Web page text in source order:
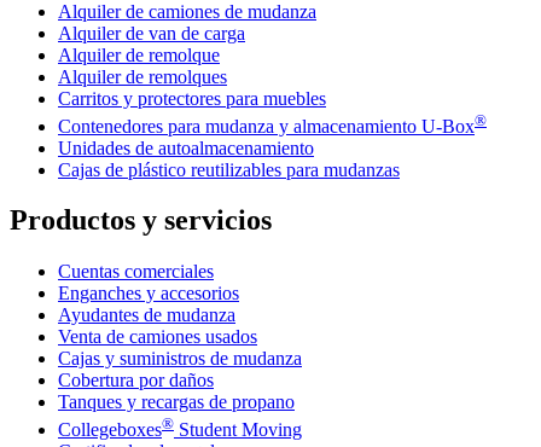
Alquiler de camiones de mudanza
Alquiler de van de carga
Alquiler de remolque
Alquiler de remolques
Carritos y protectores para muebles
Contenedores para mudanza y almacenamiento U-Box®
Unidades de autoalmacenamiento
Cajas de plástico reutilizables para mudanzas
Productos y servicios
Cuentas comerciales
Enganches y accesorios
Ayudantes de mudanza
Venta de camiones usados
Cajas y suministros de mudanza
Cobertura por daños
Tanques y recargas de propano
Collegeboxes® Student Moving